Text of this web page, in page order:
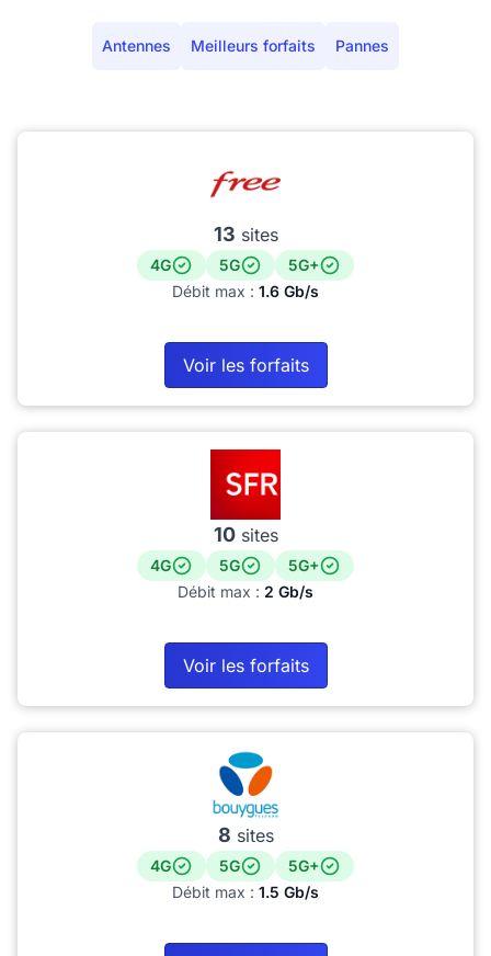
Antennes Meilleurs forfaits Pannes
13 sites
4G 5G
5G+
Débit max : 1.6 Gb/s
Voir les forfaits
10sites
4G 5G
5G+
Débit max : 2 Gb/s
Voir les forfaits
8 sites
4G 5G
5G+
Débit max : 1.5 Gb/s